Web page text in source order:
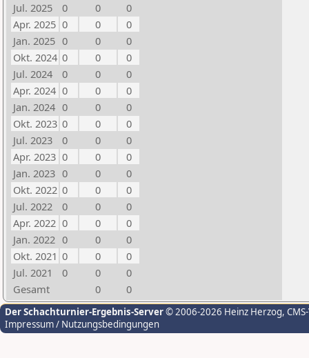
Jul. 2025
0 0
0
Apr. 2025 0 0
0
Jan. 2025 0 0
0
Okt. 2024 0 0
0
Jul. 2024
0 0
0
Apr. 2024 0 0
0
Jan. 2024 0 0
0
Okt. 2023 0 0
0
Jul. 2023
0 0
0
Apr. 2023 0 0
0
Jan. 2023 0 0
0
Okt. 2022 0 0
0
Jul. 2022
0 0
0
Apr. 2022 0 0
0
Jan. 2022 0 0
0
Okt. 2021 0 0
0
Jul. 2021
0 0
0
Gesamt
0 0
Der Schachturnier-Ergebnis-Server© 2006-2026 Heinz Herzog,
Impressum / Nutzungsbedingungen